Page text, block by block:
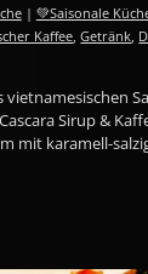
| 💚Saisonale
Kaffee ,Getränk
vietnamesischen
Sirup &
mit karamell-